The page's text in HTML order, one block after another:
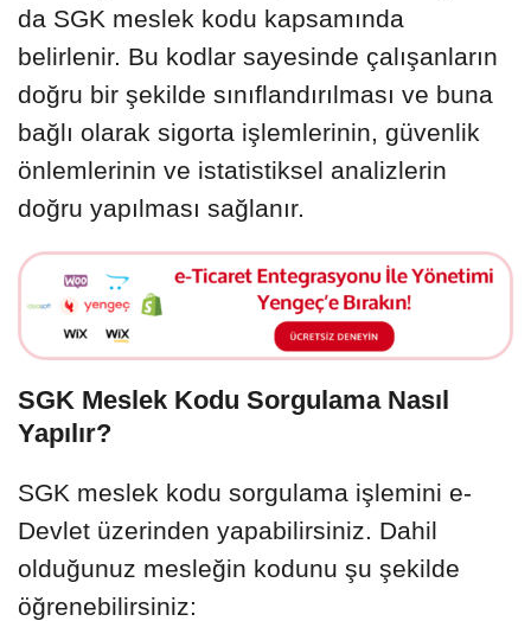
da SGK meslek kodu kapsamında
belirlenir. Bu kodlar sayesinde çalışanların
doğru bir şekilde sınıflandırılması ve buna
bağlı olarak sigorta işlemlerinin, güvenlik
önlemlerinin ve istatistiksel analizlerin
doğru yapılması sağlanır.
SGK Meslek Kodu Sorgulama Nasıl
Yapılır?
SGK meslek kodu sorgulama işlemini e-
Devlet üzerinden yapabilirsiniz. Dahil
olduğunuz mesleğin kodunu şu şekilde
öğrenebilirsiniz: